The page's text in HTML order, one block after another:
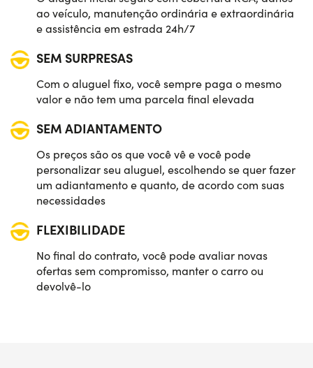
ao veículo, manutenção ordinária e extraordinária
e assistência em estrada 24h/7
SEM SURPRESAS
Com o aluguel fixo, você sempre paga o mesmo
valor e não tem uma parcela final elevada
SEM ADIANTAMENTO
Os preços são os que você vê e você pode
personalizar seu aluguel, escolhendo se quer fazer
um adiantamento e quanto, de acordo com suas
necessidades
FLEXIBILIDADE
No final do contrato, você pode avaliar novas
ofertas sem compromisso, manter o carro ou
devolvê-lo